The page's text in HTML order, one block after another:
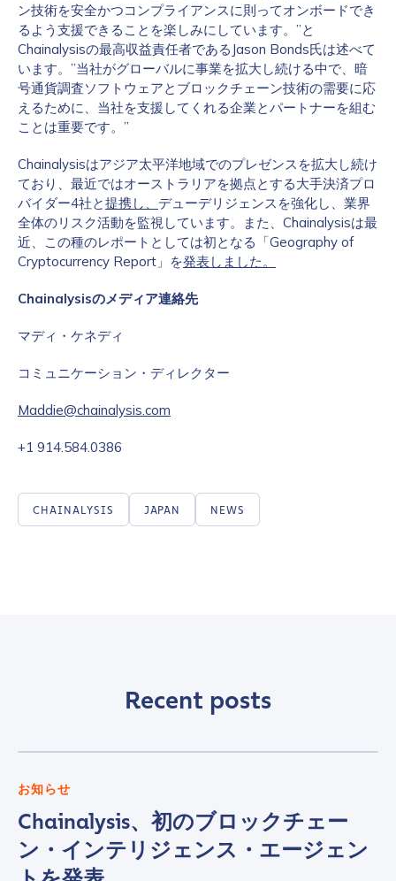
ン技術を安全かつコンプライアンスに則ってオンボードでき
るよう支援できることを楽しみにしています。”と
Chainalysisの最高収益責任者であるJason Bonds氏は述べて
います。”当社がグローバルに事業を拡大し続ける中で、暗
号通貨調査ソフトウェアとブロックチェーン技術の需要に応
えるために、当社を支援してくれる企業とパートナーを組む
ことは重要です。”
Chainalysisはアジア太平洋地域でのプレゼンスを拡大し続け
ており、最近ではオーストラリアを拠点とする大手決済プロ
バイダー4社と提携し、 デューデリジェンスを強化し、業界
全体のリスク活動を監視しています。また、Chainalysisは最
近、この種のレポートとしては初となる「Geography of
Cryptocurrency Report」を発表しました。
Chainalysisのメディア連絡先
マディ・ケネディ
コミュニケーション・ディレクター
Maddie@chainalysis.com
+1 914.584.0386
CHAINALYSIS JAPAN NEWS
Recent posts
お知らせ
Chainalysis、初のブロックチェー
ン・インテリジェンス・エージェン